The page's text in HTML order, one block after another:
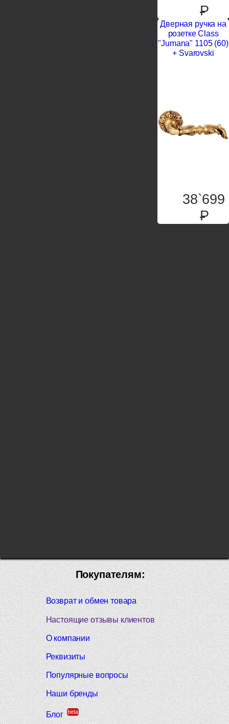
P
Дверная ручка на
розетке Class
"Jumana" 1105 (60)
+ Svarovski
38`699
P
Покупателям:
Возврат и обмен товара
Настоящие отзывы клиентов
О компании
Реквизиты
Популярные вопросы
Наши бренды
Блог beta